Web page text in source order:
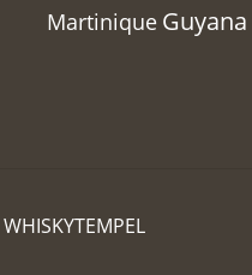
Martinique Guyana
WHISKYTEMPEL